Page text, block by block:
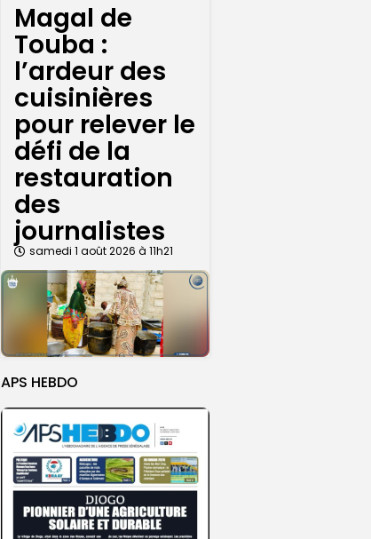
Magal de
Touba :
l’ardeur des
cuisinières
pour relever le
défi de la
restauration
des
journalistes
samedi 1 août 2026 à 11h21
APS HEBDO